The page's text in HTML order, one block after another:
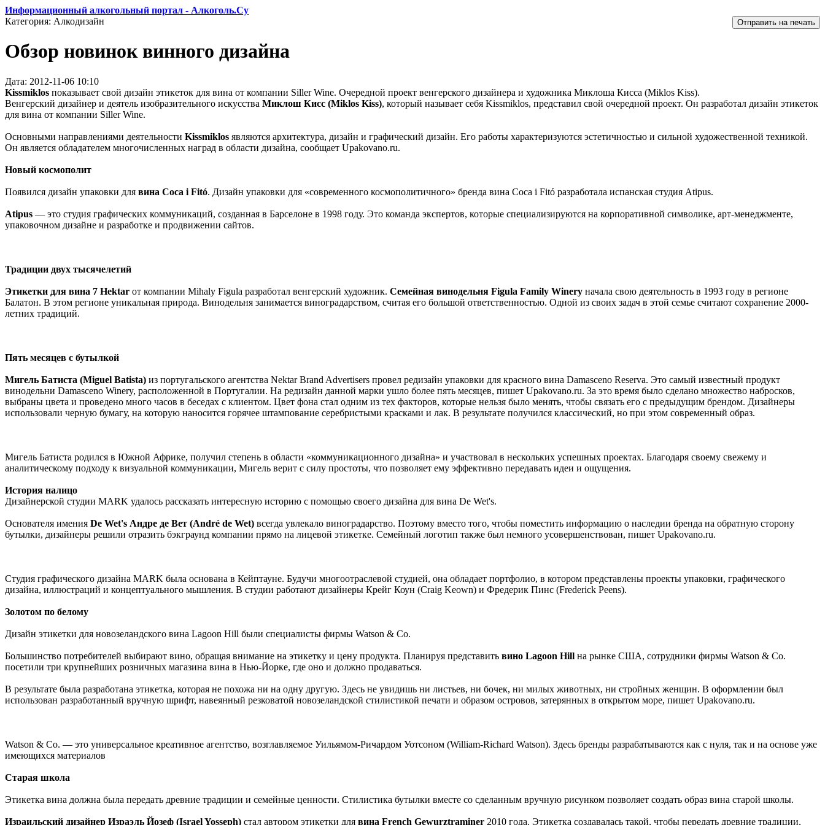
Информационный алкогольный портал - Алкоголь.Су
Категория: Алкодизайн
Обзор новинок винного дизайна
Дата: 2012-11-06 10:10
Kissmiklos показывает свой дизайн этикеток для вина от компании Siller Wine. Очередной проект венгерского дизайнера и художника Миклоша Кисса (Miklos Kiss).
Венгерский дизайнер и деятель изобразительного искусства Миклош Кисс (Miklos Kiss), который называет себя Kissmiklos, представил свой очередной проект. Он разработал дизайн этикеток
для вина от компании Siller Wine.
Основными направлениями деятельности Kissmiklos являются архитектура, дизайн и графический дизайн. Его работы характеризуются эстетичностью и сильной художественной техникой.
Он является обладателем многочисленных наград в области дизайна, сообщает Upakovano.ru.
Новый космополит
Появился дизайн упаковки для вина Coca i Fitó. Дизайн упаковки для «современного космополитичного» бренда вина Coca i Fitó разработала испанская студия Atipus.
Atipus — это студия графических коммуникаций, созданная в Барселоне в 1998 году. Это команда экспертов, которые специализируются на корпоративной символике, арт-менеджменте,
упаковочном дизайне и разработке и продвижении сайтов.
Традиции двух тысячелетий
Этикетки для вина 7 Hektar от компании Mihaly Figula разработал венгерский художник. Семейная винодельня Figula Family Winery начала свою деятельность в 1993 году в регионе
Балатон. В этом регионе уникальная природа. Винодельня занимается виноградарством, считая его большой ответственностью. Одной из своих задач в этой семье считают сохранение 2000-
летних традиций.
Пять месяцев с бутылкой
Мигель Батиста (Miguel Batista) из португальского агентства Nektar Brand Advertisers провел редизайн упаковки для красного вина Damasceno Reserva. Это самый известный продукт
винодельни Damasceno Winery, расположенной в Португалии. На редизайн данной марки ушло более пять месяцев, пишет Upakovano.ru. За это время было сделано множество набросков,
выбраны цвета и проведено много часов в беседах с клиентом. Цвет фона стал одним из тех факторов, которые нельзя было менять, чтобы связать его с предыдущим брендом. Дизайнеры
использовали черную бумагу, на которую наносится горячее штампование серебристыми красками и лак. В результате получился классический, но при этом современный образ.
Мигель Батиста родился в Южной Африке, получил степень в области «коммуникационного дизайна» и участвовал в нескольких успешных проектах. Благодаря своему свежему и
аналитическому подходу к визуальной коммуникации, Мигель верит с силу простоты, что позволяет ему эффективно передавать идеи и ощущения.
История налицо
Дизайнерской студии MARK удалось рассказать интересную историю с помощью своего дизайна для вина De Wet's.
Основателя имения De Wet's Андре де Вет (André de Wet) всегда увлекало виноградарство. Поэтому вместо того, чтобы поместить информацию о наследии бренда на обратную сторону
бутылки, дизайнеры решили отразить бэкграунд компании прямо на лицевой этикетке. Семейный логотип также был немного усовершенствован, пишет Upakovano.ru.
Студия графического дизайна MARK была основана в Кейптауне. Будучи многоотраслевой студией, она обладает портфолио, в котором представлены проекты упаковки, графического
дизайна, иллюстраций и концептуального мышления. В студии работают дизайнеры Крейг Коун (Craig Keown) и Фредерик Пинс (Frederick Peens).
Золотом по белому
Дизайн этикетки для новозеландского вина Lagoon Hill были специалисты фирмы Watson & Co.
Большинство потребителей выбирают вино, обращая внимание на этикетку и цену продукта. Планируя представить вино Lagoon Hill на рынке США, сотрудники фирмы Watson & Co.
посетили три крупнейших розничных магазина вина в Нью-Йорке, где оно и должно продаваться.
В результате была разработана этикетка, которая не похожа ни на одну другую. Здесь не увидишь ни листьев, ни бочек, ни милых животных, ни стройных женщин. В оформлении был
использован разработанный вручную шрифт, навеянный резковатой новозеландской стилистикой печати и образом островов, затерянных в открытом море, пишет Upakovano.ru.
Watson & Co. — это универсальное креативное агентство, возглавляемое Уильямом-Ричардом Уотсоном (William-Richard Watson). Здесь бренды разрабатываются как с нуля, так и на основе уже
имеющихся материалов
Старая школа
Этикетка вина должна была передать древние традиции и семейные ценности. Стилистика бутылки вместе со сделанным вручную рисунком позволяет создать образ вина старой школы.
Израильский дизайнер Израэль Йозеф (Israel Yosseph) стал автором этикетки для вина French Gewurztraminer 2010 года. Этикетка создавалась такой, чтобы передать древние традиции,